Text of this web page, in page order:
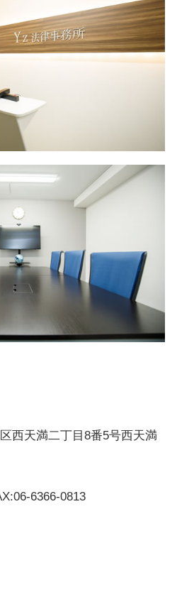
西天満二丁目8番5号西天満
6366-0813